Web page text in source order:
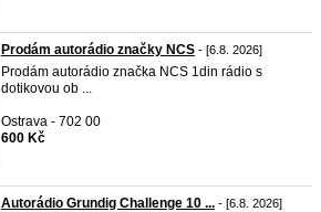
Prodám autorádio značky NCS - [6.8. 2026]
Prodám autorádio značka NCS 1din rádio s
dotikovou ob ...
Ostrava - 702 00
600 Kč
Autorádio Grundig Challenge 10 ... - [6.8. 2026]